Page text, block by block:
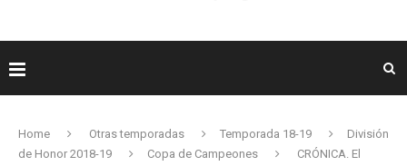
Home Otras temporadas Temporada 18-19
División
de Honor 2018-19
Copa de Campeones
CRÓNICA. El